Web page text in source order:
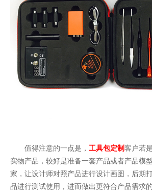
值得注意的一点是， 工具包定制客户若
实物产品，较好是准备一套产品或者产品模
家，让设计师对照产品进行设计画图，后期
品进行测试使用，进而做出更符合产品需求